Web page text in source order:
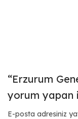
“Erzurum
yorum yapan
E-posta adresiniz